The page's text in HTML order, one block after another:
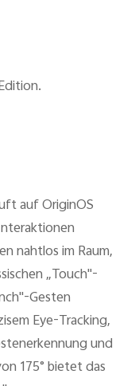
auf OriginOS
nahtlos im Raum,
„Touch"-
Gesten
Eye-Tracking,
und
175° bietet das